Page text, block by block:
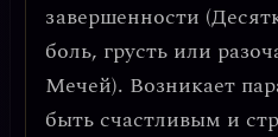
завершенности
боль, грусть или
Мечей). Возникает
быть счастливым и